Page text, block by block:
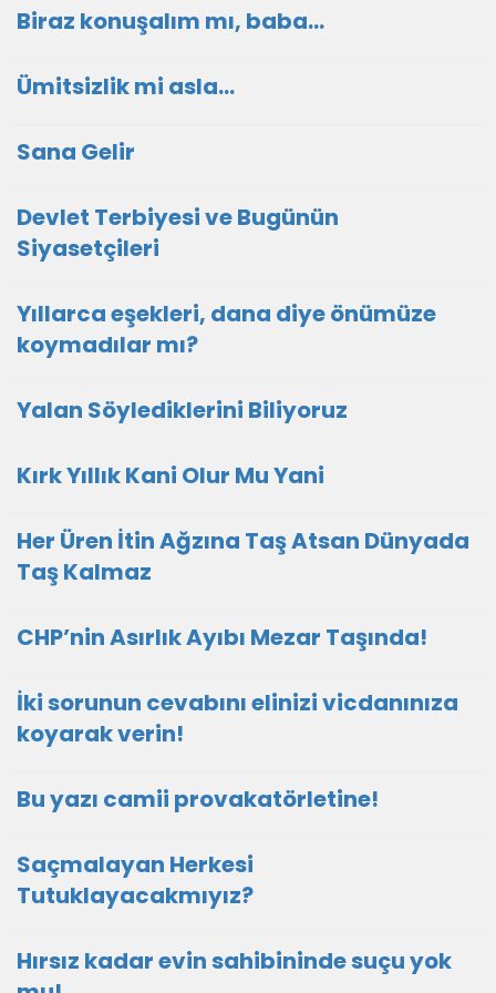
Biraz konuşalım mı, baba...
Ümitsizlik mi asla...
Sana Gelir
Devlet Terbiyesi ve Bugünün
Siyasetçileri
Yıllarca eşekleri, dana diye önümüze
koymadılar mı?
Yalan Söylediklerini Biliyoruz
Kırk Yıllık Kani Olur Mu Yani
Her Üren İtin Ağzına Taş Atsan Dünyada
Taş Kalmaz
CHP’nin Asırlık Ayıbı Mezar Taşında!
İki sorunun cevabını elinizi vicdanınıza
koyarak verin!
Bu yazı camii provakatörletine!
Saçmalayan Herkesi
Tutuklayacakmıyız?
Hırsız kadar evin sahibininde suçu yok